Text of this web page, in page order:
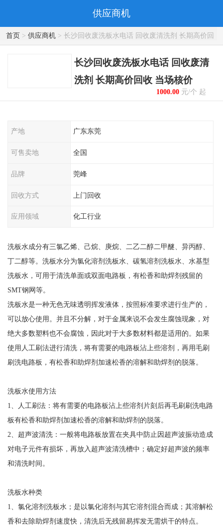
供应商机
首页> 供应商机> 长沙回收废洗板水电话 回收废清洗剂 长期高价回
收 当场核价
长沙回收废洗板水电话 回收废清
洗剂 长期高价回收 当场核价
1000.00元/个 起
产地 广东东莞
可售卖地 全国
品牌 莞峰
回收方式 上门回收
应用领域 化工行业
洗板水成分有三氯乙烯、己烷、庚烷、二乙二醇二甲醚、异丙醇、
丁二醇等。洗板水分为氯化溶剂洗板水、碳氢溶剂洗板水、水基型
洗板水，可用于清洗单面或双面电路板，有松香和助焊剂残留的
SMT钢网等。
洗板水是一种无色无味透明挥发液体，按照标准要求进行生产的，
可以放心使用。并且不分解，对于金属来说不会发生腐蚀现象，对
绝大多数塑料也不会腐蚀，因此对于大多数材料都是适用的。如果
使用人工刷法进行清洗，将有需要的电路板沾上些溶剂，再用毛刷
刷洗电路板，有松香和助焊剂加速松香的溶解和助焊剂的脱落。
洗板水使用方法
1、人工刷法：将有需要的电路板沾上些溶剂片刻后再毛刷刷洗电路
板有松香和助焊剂加速松香的溶解和助焊剂的脱落。
2、超声波清洗：一般将电路板放置在夹具中防止因超声波振动造成
对电子元件有损坏，再放入超声波清洗槽中；确定好超声波的频率
和清洗时间。
洗板水种类
1、氯化溶剂洗板水；是以氯化溶剂与其它溶剂混合而成；其溶解松
香和去除助焊剂速度快，清洗后无残留易挥发无需烘干的特点。